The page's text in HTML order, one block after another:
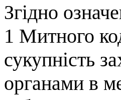
Згідно
1 Митного
сукупність
органами в